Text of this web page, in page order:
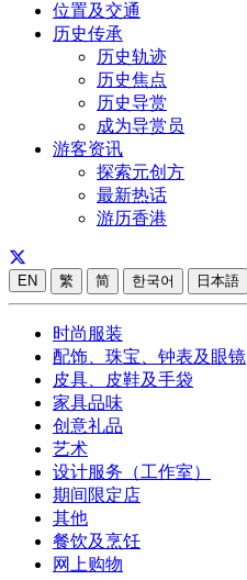
位置及交通
历史传承
历史轨迹
历史焦点
历史导赏
成为导赏员
游客资讯
探索元创方
最新热话
游历香港
EN 繁 简 한국어 日本語
时尚服装
配饰、珠宝、钟表及眼镜
皮具、皮鞋及手袋
家具品味
创意礼品
艺术
设计服务（工作室）
期间限定店
其他
餐饮及烹饪
网上购物